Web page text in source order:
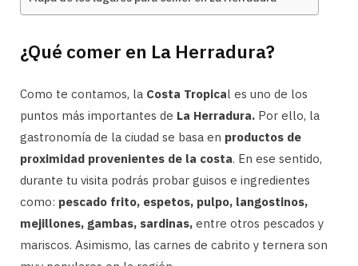
¿Qué comer en La Herradura?
Como te contamos, la Costa Tropical es uno de los
puntos más importantes de La Herradura. Por ello, la
gastronomía de la ciudad se basa en productos de
proximidad provenientes de la costa. En ese sentido,
durante tu visita podrás probar guisos e ingredientes
como: pescado frito, espetos, pulpo, langostinos,
mejillones, gambas, sardinas, entre otros pescados y
mariscos. Asimismo, las carnes de cabrito y ternera son